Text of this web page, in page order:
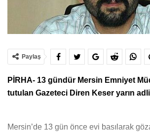
Paylaş
PİRHA- 13 gündür Mersin Emniyet
tutulan Gazeteci Diren Keser yarın
Mersin’de 13 gün önce evi basılarak